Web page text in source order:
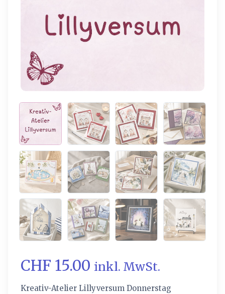
CHF 15.00 inkl. MwSt.
Kreativ-Atelier Lillyversum Donnerstag